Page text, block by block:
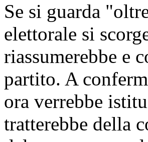
Se si guarda
elettorale si
riassumerebbe e
partito. A
ora verrebbe
tratterebbe della